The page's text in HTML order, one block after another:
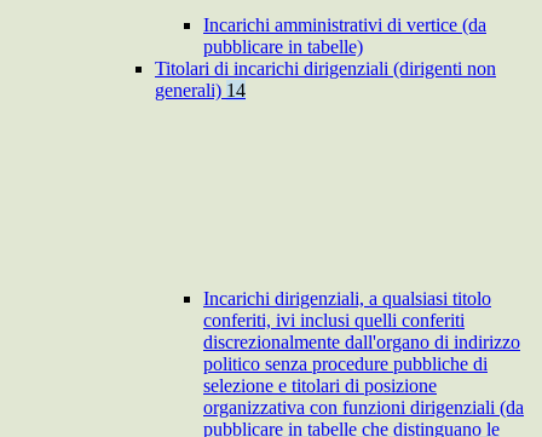
Incarichi amministrativi di vertice (da
pubblicare in tabelle)
Titolari di incarichi dirigenziali (dirigenti non
generali) 14
Incarichi dirigenziali, a qualsiasi titolo
conferiti, ivi inclusi quelli conferiti
discrezionalmente dall'organo di indirizzo
politico senza procedure pubbliche di
selezione e titolari di posizione
organizzativa con funzioni dirigenziali (da
pubblicare in tabelle che distinguano le